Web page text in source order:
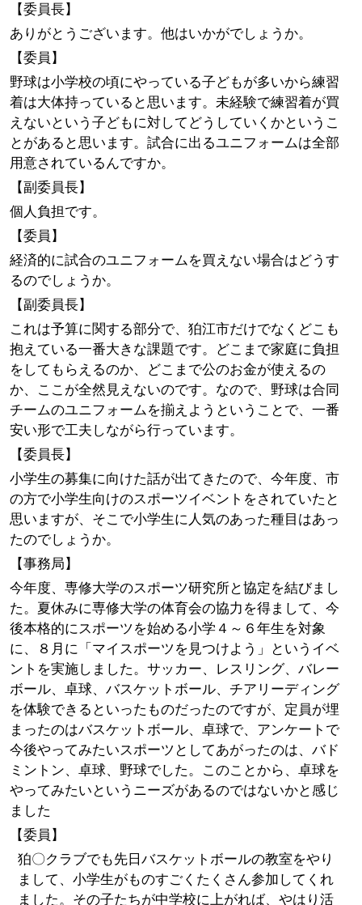
【委員長】
ありがとうございます。他はいかがでしょうか。
【委員】
野球は小学校の頃にやっている子どもが多いから練習
着は大体持っていると思います。未経験で練習着が買
えないという子どもに対してどうしていくかというこ
とがあると思います。試合に出るユニフォームは全部
用意されているんですか。
【副委員長】
個人負担です。
【委員】
経済的に試合のユニフォームを買えない場合はどうす
るのでしょうか。
【副委員長】
これは予算に関する部分で、狛江市だけでなくどこも
抱えている一番大きな課題です。どこまで家庭に負担
をしてもらえるのか、どこまで公のお金が使えるの
か、ここが全然見えないのです。なので、野球は合同
チームのユニフォームを揃えようということで、一番
安い形で工夫しながら行っています。
【委員長】
小学生の募集に向けた話が出てきたので、今年度、市
の方で小学生向けのスポーツイベントをされていたと
思いますが、そこで小学生に人気のあった種目はあっ
たのでしょうか。
【事務局】
今年度、専修大学のスポーツ研究所と協定を結びまし
た。夏休みに専修大学の体育会の協力を得まして、今
後本格的にスポーツを始める小学４～６年生を対象
に、８月に「マイスポーツを見つけよう」というイベ
ントを実施しました。サッカー、レスリング、バレー
ボール、卓球、バスケットボール、チアリーディング
を体験できるといったものだったのですが、定員が埋
まったのはバスケットボール、卓球で、アンケートで
今後やってみたいスポーツとしてあがったのは、バド
ミントン、卓球、野球でした。このことから、卓球を
やってみたいというニーズがあるのではないかと感じ
ました
【委員】
狛〇クラブでも先日バスケットボールの教室をやり
まして、小学生がものすごくたくさん参加してくれ
ました。その子たちが中学校に上がれば、やはり活